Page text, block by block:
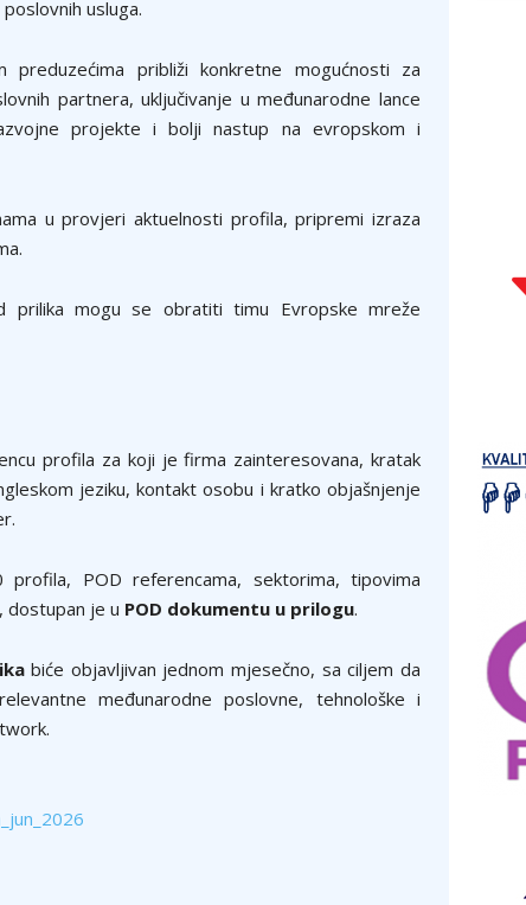
usluga.
približi konkretne mogućnosti za
partnera, uključivanje u međunarodne lance
projekte i bolji nastup na evropskom i
u provjeri aktuelnosti profila, pripremi izraza
prilika mogu se obratiti timu Evropske mreže
profila za koji je firma zainteresovana, kratak
jeziku, kontakt osobu i kratko objašnjenje
POD referencama, sektorima, tipovima
dostupan je u POD dokumentu u prilogu.
biće objavljivan jednom mjesečno, sa ciljem da
međunarodne poslovne, tehnološke i